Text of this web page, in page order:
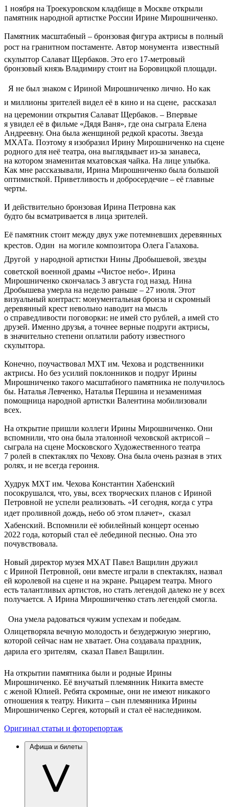
1 ноября на Троекуровском кладбище в Москве открыли
памятник народной артистке России Ирине Мирошниченко.
Памятник масштабный – бронзовая фигура актрисы в полный
рост на гранитном постаменте. Автор монумента  известный
скульптор Салават Щербаков. Это его 17-метровый
бронзовый князь Владимиру стоит на Боровицкой площади.
 Я не был знаком с Ириной Мирошниченко лично. Но как
и миллионы зрителей видел её в кино и на сцене,  рассказал
на церемонии открытия Салават Щербаков. – Впервые
я увидел её в фильме «Дядя Ваня», где она сыграла Елена
Андреевну. Она была женщиной редкой красоты. Звезда
МХАТа. Поэтому я изобразил Ирину Мирошниченко на сцене
родного для неё театра, она выглядывает из-за занавеса,
на котором знаменитая мхатовская чайка. На лице улыбка.
Как мне рассказывали, Ирина Мирошниченко была большой
оптимисткой. Приветливость и добросердечие – её главные
черты.
И действительно бронзовая Ирина Петровна как
будто бы всматривается в лица зрителей.
Её памятник стоит между двух уже потемневших деревянных
крестов. Один  на могиле композитора Олега Галахова.
Другой  у народной артистки Нины Дробышевой, звезды
советской военной драмы «Чистое небо». Ирина
Мирошниченко скончалась 3 августа год назад. Нина
Дробышева умерла на неделю раньше – 27 июля. Этот
визуальный контраст: монументальная бронза и скромный
деревянный крест невольно наводит на мысль
о справедливости поговорки: не имей сто рублей, а имей сто
друзей. Именно друзья, а точнее верные подруги актрисы,
в значительно степени оплатили работу известного
скульптора.
Конечно, поучаствовал МХТ им. Чехова и родственники
актрисы. Но без усилий поклонников и подруг Ирины
Мирошниченко такого масштабного памятника не получилось
бы. Наталья Левченко, Наталья Першина и незаменимая
помощница народной артистки Валентина мобилизовали
всех.
На открытие пришли коллеги Ирины Мирошниченко. Они
вспомнили, что она была эталонной чеховской актрисой –
сыграла на сцене Московского Художественного театра
7 ролей в спектаклях по Чехову. Она была очень разная в этих
ролях, и не всегда героиня.
Худрук МХТ им. Чехова Константин Хабенский
посокрушался, что, увы, всех творческих планов с Ириной
Петровной не успели реализовать. «И сегодня, когда с утра
идет проливной дождь, небо об этом плачет»,  сказал
Хабенский. Вспомнили её юбилейный концерт осенью
2022 года, который стал её лебединой песнью. Она это
почувствовала.
Новый директор музея МХАТ Павел Ващилин дружил
с Ириной Петровной, они вместе играли в спектаклях, назвал
ей королевой на сцене и на экране. Рыцарем театра. Много
есть талантливых артистов, но стать легендой далеко не у всех
получается. А Ирина Мирошниченко стать легендой смогла.
 Она умела радоваться чужим успехам и победам.
Олицетворяла вечную молодость и безудержную энергию,
которой сейчас нам не хватает. Она создавала праздник,
дарила его зрителям,  сказал Павел Ващилин.
На открытии памятника были и родные Ирины
Мирошниченко. Её внучатый племянник Никита вместе
с женой Юлией. Ребята скромные, они не имеют никакого
отношения к театру. Никита – сын племянника Ирины
Мирошниченко Сергея, который и стал её наследником.
Оригинал статьи и фоторепортаж
Афиша и билеты